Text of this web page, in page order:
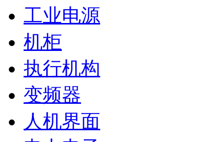
工业电源
机柜
执行机构
变频器
人机界面